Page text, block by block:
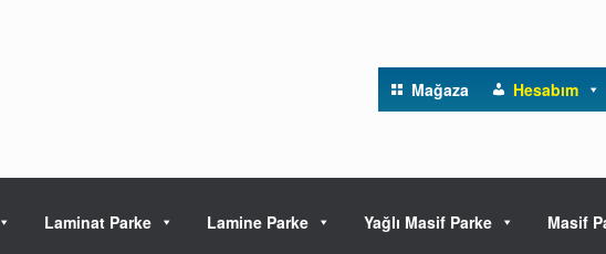
Mağaza Hesabım
Laminat Parke Lamine Parke Yağlı Masif Parke Masif